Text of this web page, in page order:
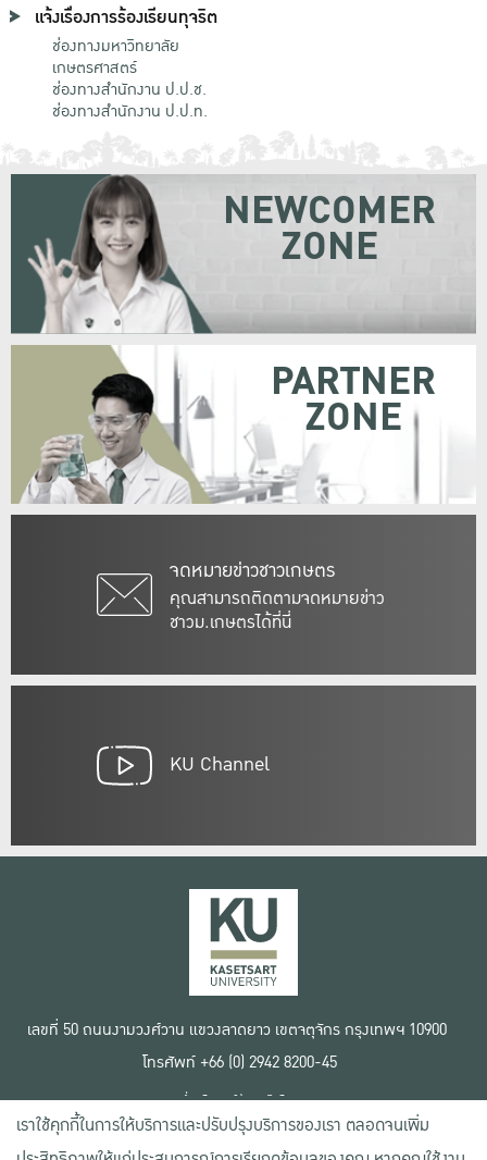
แจ้งเรื่องการร้องเรียนทุจริต
ช่องทางมหาวิทยาลัย
เกษตรศาสตร์
ช่องทางสำนักงาน ป.ป.ช.
ช่องทางสำนักงาน ป.ป.ท.
จดหมายข่าวชาวเกษตร
คุณสามารถติดตามจดหมายข่าว
ชาวม.เกษตรได้ที่นี่
NEWCOMER
ZONE
PARTNER
ZONE
KU Channel
เลขที่ 50 ถนนงามวงศ์วาน แขวงลาดยาว เขตจตุจักร กรุงเทพฯ 10900
โทรศัพท์ +66 (0) 2942 8200-45
เงื่อนไขการใช้งานเว็บไซต์
ข้อตกลงด้านสิทธิ์ใช้งาน
นโยบายความเป็นส่วนตัว
เราใช้คุกกี้ในการให้บริการและปรับปรุงบริการของเรา ตลอดจนเพิ่ม